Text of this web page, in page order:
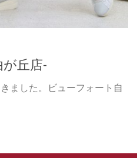
丘店-
ました。ビューフォート自